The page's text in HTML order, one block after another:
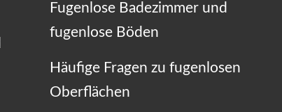
Fugenlose Badezimmer und
fugenlose Böden
Häufige Fragen zu fugenlosen
Oberflächen